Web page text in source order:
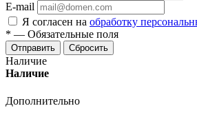
E-mail
Я согласен на обработку
* — Обязательные поля
Отправить Сбросить
Наличие
Наличие
Дополнительно